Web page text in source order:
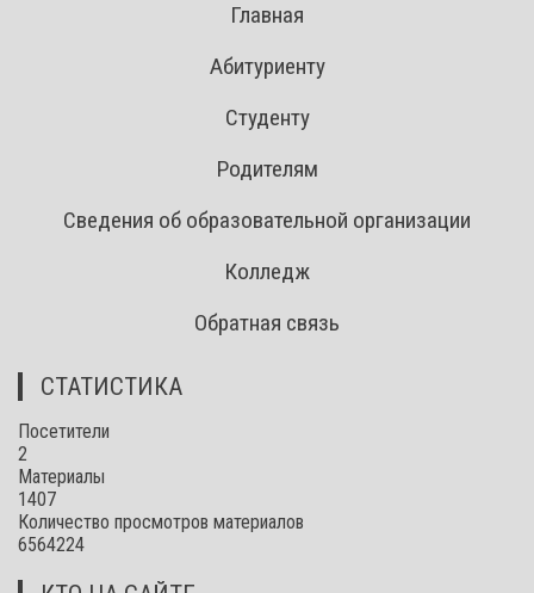
Главная
Абитуриенту
Студенту
Родителям
Сведения об образовательной организации
Колледж
Обратная связь
СТАТИСТИКА
Посетители
2
Материалы
1407
Количество просмотров материалов
6564224